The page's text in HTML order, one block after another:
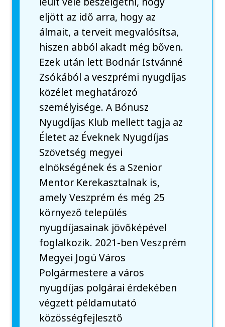
eljött az idő arra, hogy az
álmait, a terveit megvalósítsa,
hiszen abból akadt még bőven.
Ezek után lett Bodnár Istvánné
Zsókából a veszprémi nyugdíjas
közélet meghatározó
személyisége. A Bónusz
Nyugdíjas Klub mellett tagja az
Életet az Éveknek Nyugdíjas
Szövetség megyei
elnökségének és a Szenior
Mentor Kerekasztalnak is,
amely Veszprém és még 25
környező település
nyugdíjasainak jövőképével
foglalkozik. 2021-ben Veszprém
Megyei Jogú Város
Polgármestere a város
nyugdíjas polgárai érdekében
végzett példamutató
közösségfejlesztő